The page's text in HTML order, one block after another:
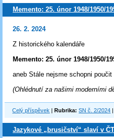
Memento: 25. únor 1948/1950/
26. 2. 2024
Z historického kalendáře
Memento: 25. únor 1948/1950/
aneb Stále nejsme schopni poučit
(Ohlédnutí za našimi moderními
Celý příspěvek |Rubrika: SN č. 2/2024
Jazykové „brusičství“ slaví v